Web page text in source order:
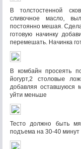
В толстостенной
сливочное масло,
постоянно мешая.
готовую начинку
перемешать. Начинка
В комбайн просеять
йогурт,2 столовые
добавляя оставшуюся
уйти меньше
Тесто должно быть
подъема на 30-40 минут